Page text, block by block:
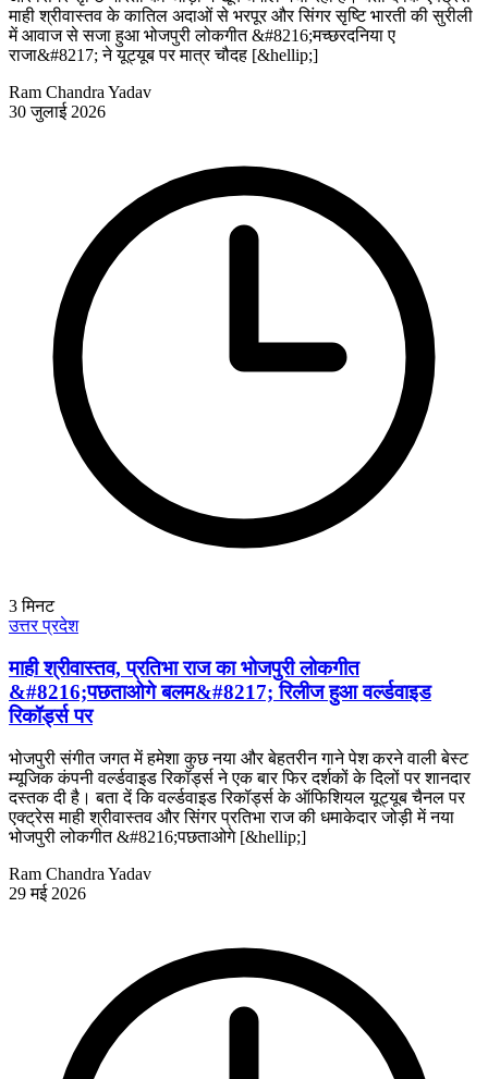
माही श्रीवास्तव के कातिल अदाओं से भरपूर और सिंगर सृष्टि भारती की सुरीली
में आवाज से सजा हुआ भोजपुरी लोकगीत &#8216;मच्छरदनिया ए
राजा&#8217; ने यूट्यूब पर मात्र चौदह [&hellip;]
Ram Chandra Yadav
30 जुलाई 2026
3मिनट
उत्तर प्रदेश
माही श्रीवास्तव, प्रतिभा राज का भोजपुरी लोकगीत
&#8216;पछताओगे बलम&#8217; रिलीज हुआ वर्ल्डवाइड
रिकॉर्ड्स पर
भोजपुरी संगीत जगत में हमेशा कुछ नया और बेहतरीन गाने पेश करने वाली बेस्ट
म्यूजिक कंपनी वर्ल्डवाइड रिकॉर्ड्स ने एक बार फिर दर्शकों के दिलों पर शानदार
दस्तक दी है। बता दें कि वर्ल्डवाइड रिकॉर्ड्स के ऑफिशियल यूट्यूब चैनल पर
एक्ट्रेस माही श्रीवास्तव और सिंगर प्रतिभा राज की धमाकेदार जोड़ी में नया
भोजपुरी लोकगीत &#8216;पछताओगे [&hellip;]
Ram Chandra Yadav
29 मई 2026